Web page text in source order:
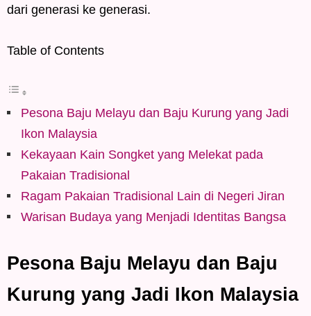
dari generasi ke generasi.
Table of Contents
Pesona Baju Melayu dan Baju Kurung yang Jadi
Ikon Malaysia
Kekayaan Kain Songket yang Melekat pada
Pakaian Tradisional
Ragam Pakaian Tradisional Lain di Negeri Jiran
Warisan Budaya yang Menjadi Identitas Bangsa
Pesona Baju Melayu dan Baju
Kurung yang Jadi Ikon Malaysia